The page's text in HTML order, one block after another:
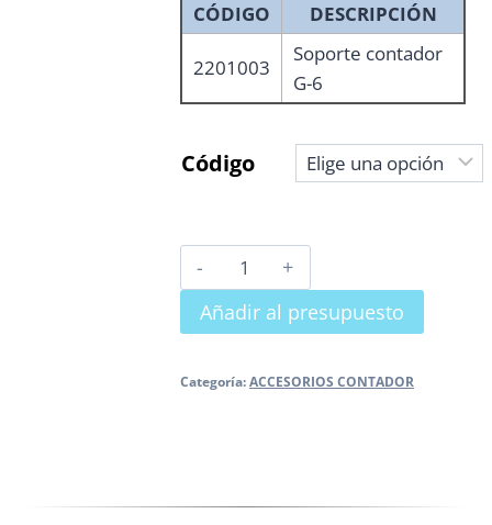
CÓDIGO DESCRIPCIÓN
2201003
Soporte contador
G-6
Código
SOPORTE
CONTADOR
G-
cantidad
Añadir al presupuesto
Categoría:ACCESORIOS CONTADOR